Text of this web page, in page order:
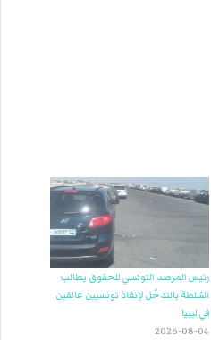
رئيس المرصد التونسي للحقوق يطالب
السّلطة بالتدخّل لإنقاذ تونسيين عالقين
في ليبيا
2026-08-04